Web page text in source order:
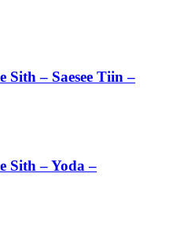
Sith – Saesee Tiin –
Sith – Yoda –